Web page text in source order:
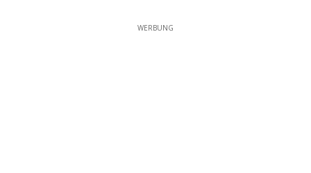
WERBUNG